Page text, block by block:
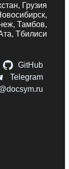
Грузия
Тамбов,
Тбилиси
GitHub
Telegram